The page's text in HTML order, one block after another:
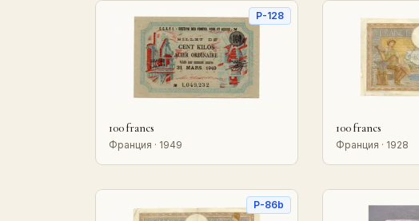
P-128
100 francs
Франция · 1949
100 francs
Франция · 1928
P-86b